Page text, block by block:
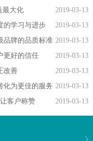
2019-03-13
最大化
2019-03-13
的学习与进步
2019-03-13
品牌的品质标准
2019-03-13
更好的信任
2019-03-13
改善
2019-03-13
化为更佳的服务
2019-03-13
客户称赞